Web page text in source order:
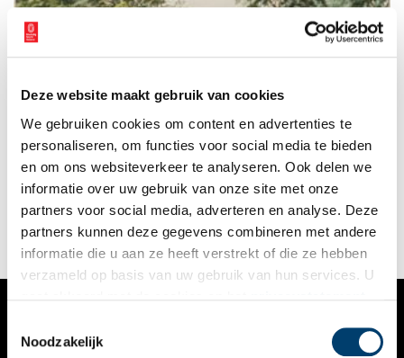
Deze website maakt gebruik van cookies
We gebruiken cookies om content en advertenties te
personaliseren, om functies voor social media te bieden
en om ons websiteverkeer te analyseren. Ook delen we
informatie over uw gebruik van onze site met onze
partners voor social media, adverteren en analyse. Deze
partners kunnen deze gegevens combineren met andere
informatie die u aan ze heeft verstrekt of die ze hebben
verzameld op basis van uw gebruik van hun services. U
Noodzakelijk
Oostermeer
Even de spreekwoordelijke ‘frisse neus halen’ is er soms
noodgedwongen niet bij. Maar loop of fiets dan in gedachten
even mee met een mooi tochtje van de Berlagebrug in
Amsterdam naar de Bullewijk in Ouderkerk aan de Amstel.
Pakweg tien kilometer met verrassende verhalen. Deel 3: van ’t
Kalfje naar Oostermeer, langs buitenplaatsen als een plaatje.
VERHALEN